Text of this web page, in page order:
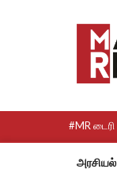
#MR டைரி
அரசியல்